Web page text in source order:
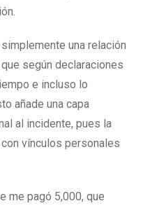
una relación
según declaraciones
e incluso lo
añade una capa
al incidente, pues la
vínculos personales
me pagó 5,000, que